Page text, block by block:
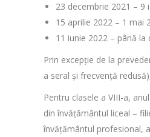
23 decembrie 2021 – 9
15 aprilie 2022 – 1 mai
11 iunie 2022 – până
Prin excepție de la
a seral și frecvență
Pentru clasele a VIII-a,
din învățământul liceal –
învățământul profesional,